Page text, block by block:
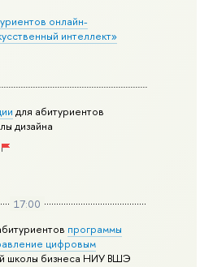
онлайн-
интеллект»
для абитуриентов
дизайна
17:00
программы
цифровым
школы бизнеса НИУ ВШЭ